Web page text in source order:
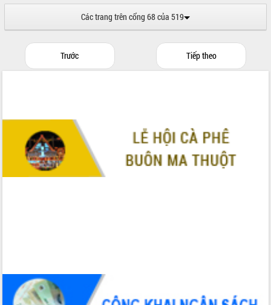
nghiệp Đắk Lắk tăng trưởng bứt phá
địa chính, hoàn thiện cơ sở dữ liệu đất
Đảng từ Sổ tay đảng viên điện tử
Đắk Lắk đẩy mạnh nuôi biển công
nghệ, hướng tới phát triển thủy sản
bền vững
tâm đạt được mục tiêu tăng trưởng
hai con số trong năm 2026
Tổ chức trang trọng Lễ hội Đền thờ
Các trang trên cổng 68 của 519
Trước Tiếp theo